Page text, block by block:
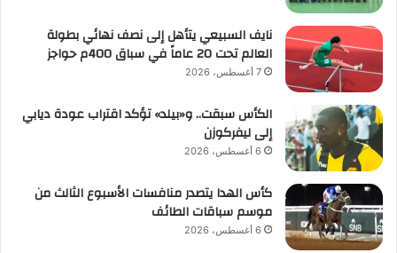
نايف السبيعي يتأهل إلى نصف نهائي بطولة
العالم تحت 20 عاماً في سباق 400م حواجز
7 أغسطس، 2026
الكأس سبقت.. و«بيلد» تؤكد اقتراب عودة ديابي
إلى ليفركوزن
6 أغسطس، 2026
كأس الهدا يتصدر منافسات الأسبوع الثالث من
موسم سباقات الطائف
6 أغسطس، 2026